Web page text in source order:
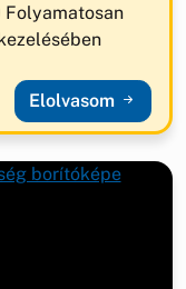
Elolvasom